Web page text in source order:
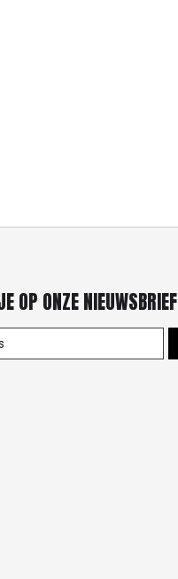
OP ONZE NIEUWSBRIEF